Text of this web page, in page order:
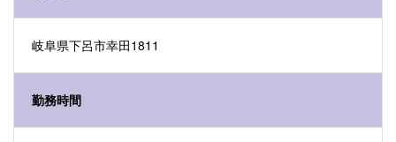
岐阜県下呂市幸田1811
勤務時間